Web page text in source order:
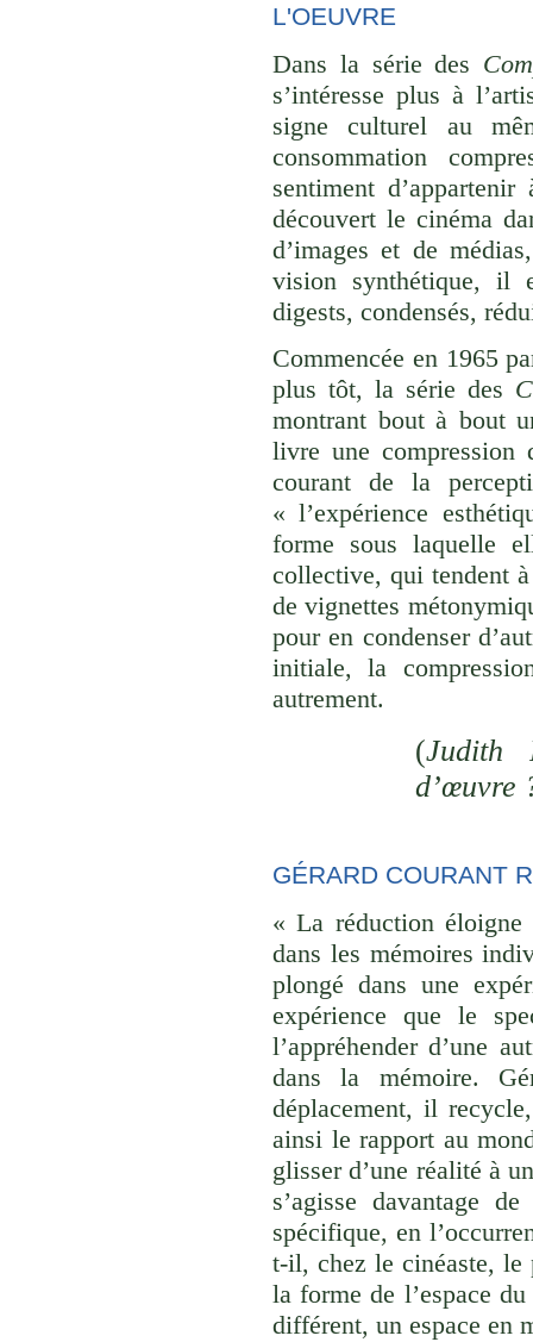
L'OEUVRE
Dans la série des
s’intéresse plus à
signe culturel au
consommation
sentiment
découvert le cinéma
d’images et de
vision synthétique, il
digests, condensés,
Commencée en 1965
plus tôt, la série des
montrant bout à bout
livre une compression
courant de la
« l’expérience
forme sous laquelle
collective, qui tendent
de vignettes
pour en condenser
initiale, la
autrement.
(Judith
d’œuvre
GÉRARD COURANT
« La réduction
dans les mémoires
plongé dans une
expérience que le
l’appréhender d’une
dans la mémoire.
déplacement, il
ainsi le rapport au
glisser d’une réalité à
s’agisse davantage
spécifique, en
t-il, chez le cinéaste, le
la forme de l’espace
différent, un espace en